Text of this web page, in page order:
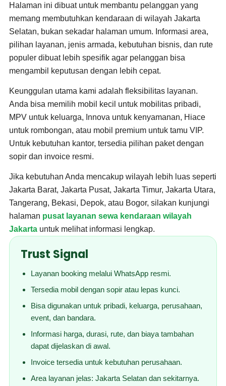
Halaman ini dibuat untuk membantu pelanggan yang
memang membutuhkan kendaraan di wilayah Jakarta
Selatan, bukan sekadar halaman umum. Informasi area,
pilihan layanan, jenis armada, kebutuhan bisnis, dan rute
populer dibuat lebih spesifik agar pelanggan bisa
mengambil keputusan dengan lebih cepat.
Keunggulan utama kami adalah fleksibilitas layanan.
Anda bisa memilih mobil kecil untuk mobilitas pribadi,
MPV untuk keluarga, Innova untuk kenyamanan, Hiace
untuk rombongan, atau mobil premium untuk tamu VIP.
Untuk kebutuhan kantor, tersedia pilihan paket dengan
sopir dan invoice resmi.
Jika kebutuhan Anda mencakup wilayah lebih luas seperti
Jakarta Barat, Jakarta Pusat, Jakarta Timur, Jakarta Utara,
Tangerang, Bekasi, Depok, atau Bogor, silakan kunjungi
halaman pusat layanan sewa kendaraan wilayah
Jakarta untuk melihat informasi lengkap.
Trust Signal
Layanan booking melalui WhatsApp resmi.
Tersedia mobil dengan sopir atau lepas kunci.
Bisa digunakan untuk pribadi, keluarga, perusahaan,
event, dan bandara.
Informasi harga, durasi, rute, dan biaya tambahan
dapat dijelaskan di awal.
Invoice tersedia untuk kebutuhan perusahaan.
Area layanan jelas: Jakarta Selatan dan sekitarnya.